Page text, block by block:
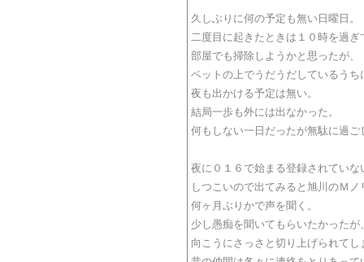
久しぶりに何の予定も無い日曜日。
二度目に起きたときは１０時を過ぎ
部屋でも掃除しようかと思ったが、
ベットの上でうだうだしているう
夜も出かける予定は無い。
結局一歩も外には出なかった。
何もしない一日だったが無駄に過
夜に０１６で始まる登録されてい
しつこいので出てみると旭川のＭ
何ヶ月ぶりかで声を聞く。
少し愚痴を聞いてもらいたかったが
向こうにさっさと切り上げられてし